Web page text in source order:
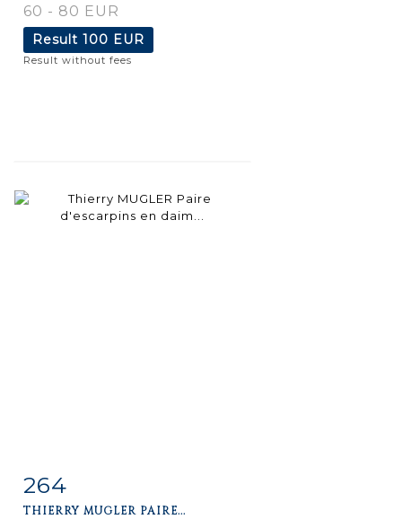
60 - 80 EUR
Result 100 EUR
Result without fees
Item detail
264
THIERRY MUGLER PAIRE...